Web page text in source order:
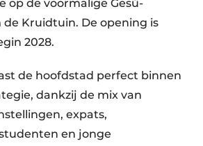
op de voormalige Gesù-
de Kruidtuin. De opening is
2028.
de hoofdstad perfect binnen
dankzij de mix van
expats,
en jonge